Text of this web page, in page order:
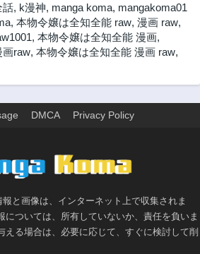
話, k漫神, manga koma, mangakoma01
, 本物令嬢は全知全能 raw, 漫画 raw,
, 本物令嬢は全知全能 漫画,
画raw, 本物令嬢は全知全能 漫画 raw,
DMCA Privacy Policy
と画像は、インターネット上で収集されま
については、所有していないか、責任を負いま
える場合は、必要に応じて、すぐに検討して削